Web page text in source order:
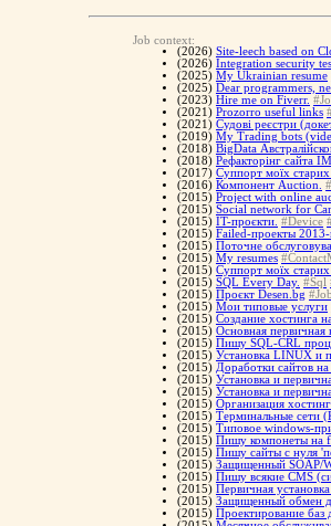
Job context:
(2026) Site-leech based on
(2026) Integration security
(2025) My Ukrainian resume
(2025) Dear programmers,
(2023) Hire me on Fiverr.
(2021) Prozorro useful links
(2021) Судові реєстри
(2019) My Trading bots
(2018) BigData
(2018) Рефакторінг сайта
(2017) Суппорт моїх старих
(2016) Компонент Auction.
(2015) Project with online
(2015) Social network for
(2015) IT-проєкти. #Device
(2015) Failed-проекты 2013-
(2015) Поточне
(2015) My resumes
(2015) Суппорт моїх старих
(2015) SQL Every Day. #Sql
(2015) Проєкт Desen.bg #Job
(2015) Мои типовые услуги
(2015) Создание хостинга
(2015) Основная первичная
(2015) Пишу SQL-CRL
(2015) Установка LINUX и
(2015) Доработки сайтов
(2015) Установка и
(2015) Установка и
(2015) Организация
(2015) Терминальные сети
(2015) Типовое windows-
(2015) Пишу компонеты на
(2015) Пишу сайты с нуля
(2015) Защищенный SOAP/
(2015) Пишу всякие CMS
(2015) Первичная
(2015) Защищенный обмен
(2015) Проектирование баз